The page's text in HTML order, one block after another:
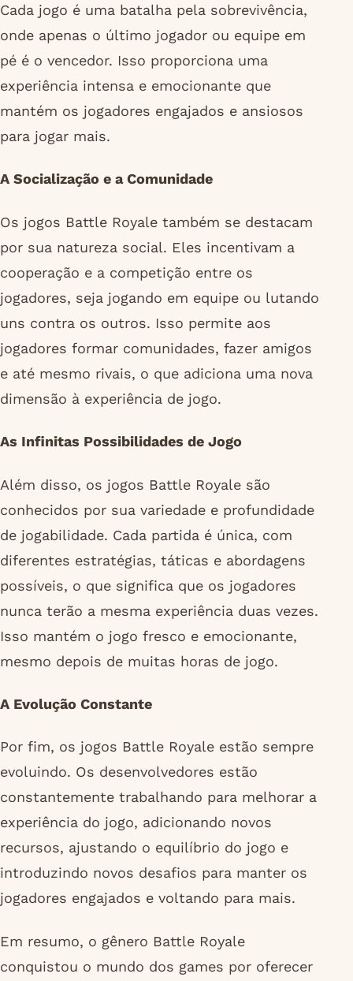
Cada jogo é uma batalha pela sobrevivência,
onde apenas o último jogador ou equipe em
pé é o vencedor. Isso proporciona uma
experiência intensa e emocionante que
mantém os jogadores engajados e ansiosos
para jogar mais.
A Socialização e a Comunidade
Os jogos Battle Royale também se destacam
por sua natureza social. Eles incentivam a
cooperação e a competição entre os
jogadores, seja jogando em equipe ou lutando
uns contra os outros. Isso permite aos
jogadores formar comunidades, fazer amigos
e até mesmo rivais, o que adiciona uma nova
dimensão à experiência de jogo.
As Infinitas Possibilidades de Jogo
Além disso, os jogos Battle Royale são
conhecidos por sua variedade e profundidade
de jogabilidade. Cada partida é única, com
diferentes estratégias, táticas e abordagens
possíveis, o que significa que os jogadores
nunca terão a mesma experiência duas vezes.
Isso mantém o jogo fresco e emocionante,
mesmo depois de muitas horas de jogo.
A Evolução Constante
Por fim, os jogos Battle Royale estão sempre
evoluindo. Os desenvolvedores estão
constantemente trabalhando para melhorar a
experiência do jogo, adicionando novos
recursos, ajustando o equilíbrio do jogo e
introduzindo novos desafios para manter os
jogadores engajados e voltando para mais.
Em resumo, o gênero Battle Royale
conquistou o mundo dos games por oferecer